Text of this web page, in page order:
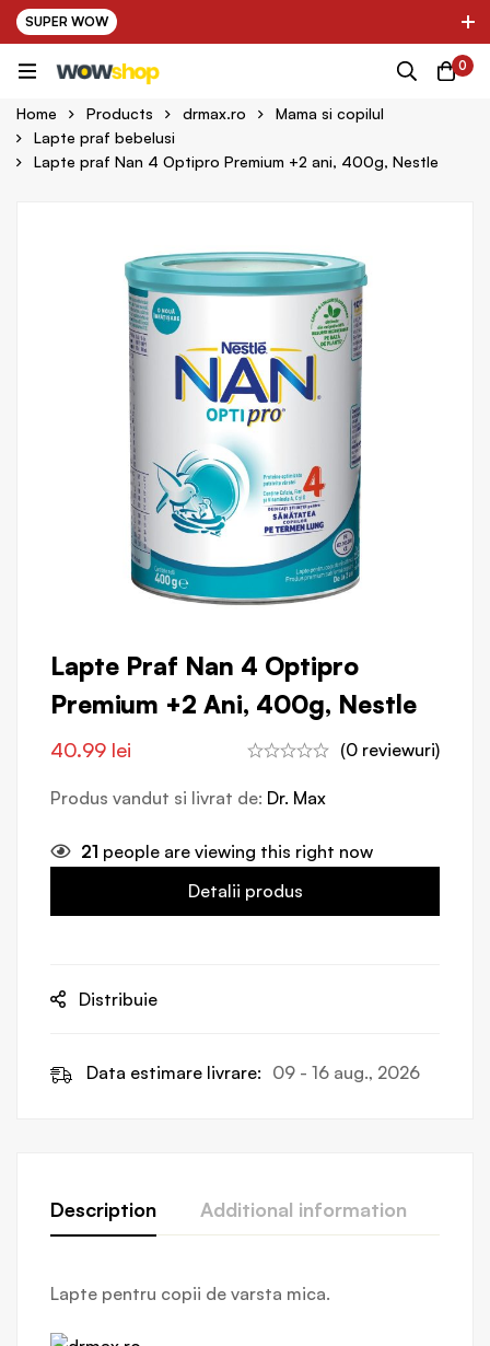
SUPER WOW
✌ Nou! Ultimii parteneri adaugati in platforma:
Farma ✌
0
Home Products drmax.ro
Mama si copilul
Lapte praf bebelusi
Lapte praf Nan 4 Optipro Premium +2 ani, 400g, Nestle
Lapte Praf Nan 4 Optipro
Premium +2 Ani, 400g, Nestle
40.99 lei (0 reviewuri)
Produs vandut si livrat de: Dr. Max
21 people are viewing this right now
Detalii produs
Distribuie
Data estimare livrare: 09 - 16 aug., 2026
Description Additional information
Lapte pentru copii de varsta mica.